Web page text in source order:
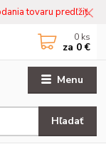
tovaru predľžiť.
Menu
Hľadať
0 ks
za 0 €